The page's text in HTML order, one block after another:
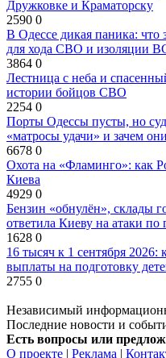
Дружковке и Краматорску
2590 0
В Одессе дикая паника: что
для хода СВО и изоляции
3864 0
Лестница с неба и
истории бойцов СВО
2254 0
Порты Одессы пусты, но
«матросы удачи» и зачем
6678 0
Охота на «Фламинго»: как
Киева
4929 0
Бензин «обнулён», склады
ответила Киеву на атаки по
1628 0
16 тысяч к 1 сентября
выплаты на подготовку
2755 0
Независимый
Последние новости и
Есть вопросы или
О проекте | Реклама |